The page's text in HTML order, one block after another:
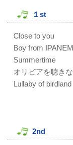
１st
Close to you
Boy from
Summertime
オリビアを聴き
Lullaby of birdland
2nd